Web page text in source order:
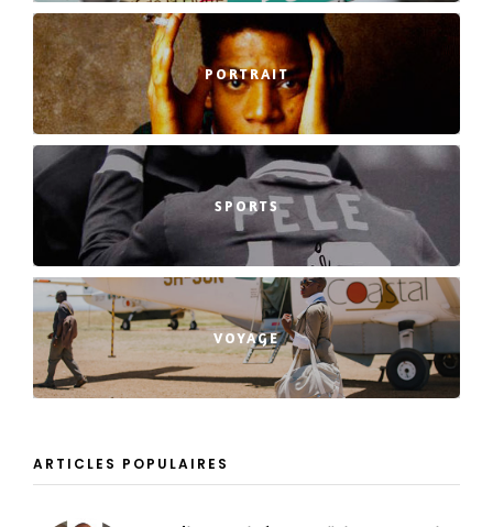
PORTRAIT
SPORTS
VOYAGE
ARTICLES POPULAIRES